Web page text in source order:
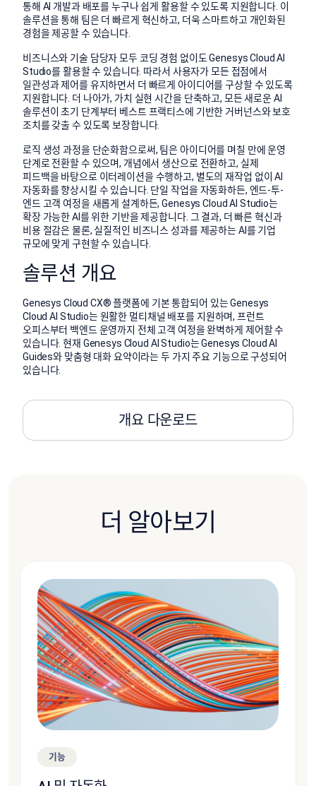
통해 AI 개발과 배포를 누구나 쉽게 활용할 수 있도록 지원합니다. 이
솔루션을 통해 팀은 더 빠르게 혁신하고, 더욱 스마트하고 개인화된
경험을 제공할 수 있습니다.
비즈니스와 기술 담당자 모두 코딩 경험 없이도 Genesys Cloud AI
Studio를 활용할 수 있습니다. 따라서 사용자가 모든 접점에서
일관성과 제어를 유지하면서 더 빠르게 아이디어를 구상할 수 있도록
지원합니다. 더 나아가, 가치 실현 시간을 단축하고, 모든 새로운 AI
솔루션이 초기 단계부터 베스트 프랙티스에 기반한 거버넌스와 보호
조치를 갖출 수 있도록 보장합니다.
로직 생성 과정을 단순화함으로써, 팀은 아이디어를 며칠 만에 운영
단계로 전환할 수 있으며, 개념에서 생산으로 전환하고, 실제
피드백을 바탕으로 이터레이션을 수행하고, 별도의 재작업 없이 AI
자동화를 향상시킬 수 있습니다. 단일 작업을 자동화하든, 엔드-투-
엔드 고객 여정을 새롭게 설계하든, Genesys Cloud AI Studio는
확장 가능한 AI를 위한 기반을 제공합니다. 그 결과, 더 빠른 혁신과
비용 절감은 물론, 실질적인 비즈니스 성과를 제공하는 AI를 기업
규모에 맞게 구현할 수 있습니다.
솔루션 개요
Genesys Cloud CX® 플랫폼에 기본 통합되어 있는 Genesys
Cloud AI Studio는 원활한 멀티채널 배포를 지원하며, 프런트
오피스부터 백엔드 운영까지 전체 고객 여정을 완벽하게 제어할 수
있습니다. 현재 Genesys Cloud AI Studio는 Genesys Cloud AI
Guides와 맞춤형 대화 요약이라는 두 가지 주요 기능으로 구성되어
있습니다.
개요 다운로드
더 알아보기
기능